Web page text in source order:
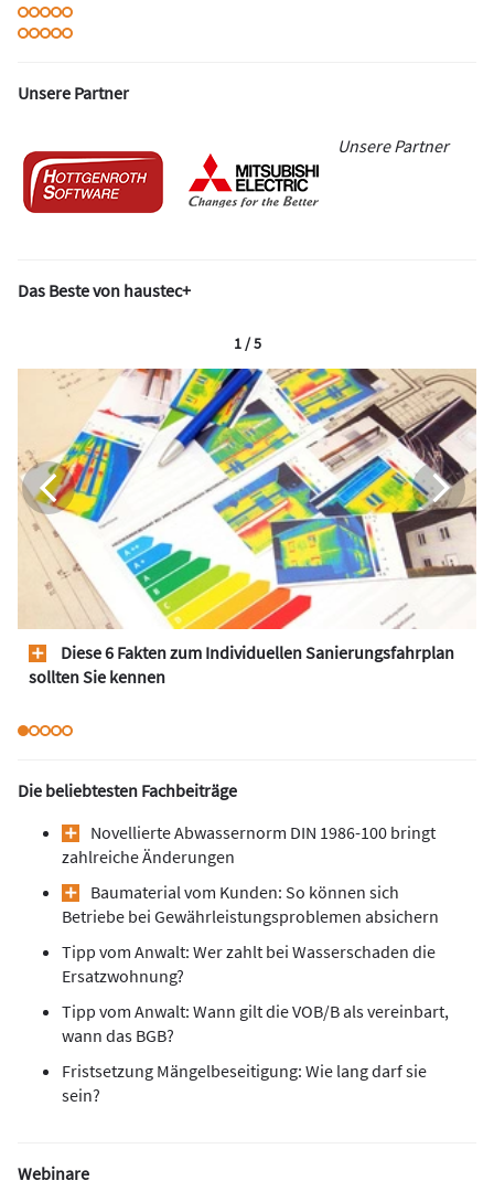
Unsere Partner
Unsere Partner
Das Beste von haustec+
Diese 6 Fakten zum Individuellen Sanierungsfahrplan
sollten Sie kennen
1 / 5
Die beliebtesten Fachbeiträge
Novellierte Abwassernorm DIN 1986-100 bringt
zahlreiche Änderungen
Baumaterial vom Kunden: So können sich
Betriebe bei Gewährleistungsproblemen absichern
Tipp vom Anwalt: Wer zahlt bei Wasserschaden die
Ersatzwohnung?
Tipp vom Anwalt: Wann gilt die VOB/B als vereinbart,
wann das BGB?
Fristsetzung Mängelbeseitigung: Wie lang darf sie
sein?
Webinare